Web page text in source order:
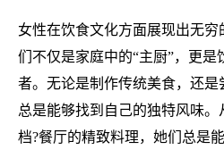
女性在饮食文化方面展现出无
们不仅是家庭中的“主厨”，更是
者。无论是制作传统美食，还
总是能够找到自己的独特风味
档?餐厅的精致料理，她们总是